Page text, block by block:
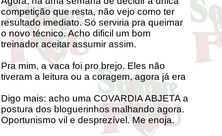
competição que resta, não vejo como ter
resultado imediato. Só serviria pra queimar
o novo técnico. Acho dificil um bom
treinador aceitar assumir assim.
Pra mim, a vaca foi pro brejo. Eles não
tiveram a leitura ou a coragem, agora já era
Digo mais: acho uma COVARDIA ABJETA a
postura dos bloguerinhos malhando agora.
Oportunismo vil e desprezível. Me enoja.